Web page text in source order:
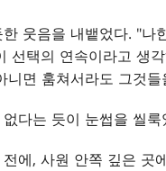
웃음을 내뱉었다. "
선택의 연속이라고 생
니면 훔쳐서라도 그것
다는 듯이 눈썹을 씰
에, 사원 안쪽 깊은 곳